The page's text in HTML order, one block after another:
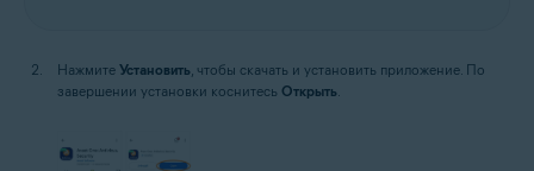
Нажмите Установить, чтобы скачать и установить приложение. По
завершении установки коснитесь Открыть.